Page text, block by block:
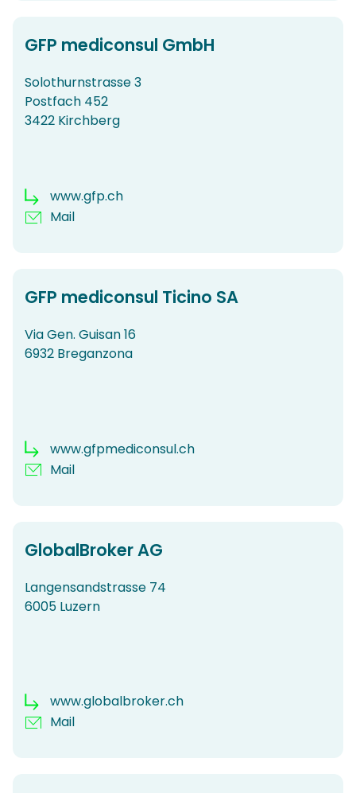
GFP mediconsul GmbH
Solothurnstrasse 3
Postfach 452
3422 Kirchberg
www.gfp.ch
Mail
GFP mediconsul Ticino SA
Via Gen. Guisan 16
6932 Breganzona
www.gfpmediconsul.ch
Mail
GlobalBroker AG
Langensandstrasse 74
6005 Luzern
www.globalbroker.ch
Mail